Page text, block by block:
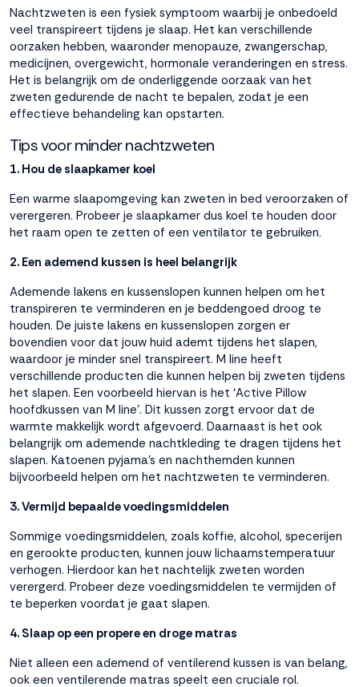
Weigeren
Nachtzweten is een fysiek symptoom waarbij je onbedoeld
veel transpireert tijdens je slaap. Het kan verschillende
oorzaken hebben, waaronder menopauze, zwangerschap,
medicijnen, overgewicht, hormonale veranderingen en stress.
Het is belangrijk om de onderliggende oorzaak van het
zweten gedurende de nacht te bepalen, zodat je een
effectieve behandeling kan opstarten.
Tips voor minder nachtzweten
1. Hou de slaapkamer koel
Een warme slaapomgeving kan zweten in bed veroorzaken of
verergeren. Probeer je slaapkamer dus koel te houden door
het raam open te zetten of een ventilator te gebruiken.
2. Een ademend kussen is heel belangrijk
Ademende lakens en kussenslopen kunnen helpen om het
transpireren te verminderen en je beddengoed droog te
houden. De juiste lakens en kussenslopen zorgen er
bovendien voor dat jouw huid ademt tijdens het slapen,
waardoor je minder snel transpireert. M line heeft
verschillende producten die kunnen helpen bij zweten tijdens
het slapen. Een voorbeeld hiervan is het ‘Active Pillow
hoofdkussen van M line’. Dit kussen zorgt ervoor dat de
warmte makkelijk wordt afgevoerd. Daarnaast is het ook
belangrijk om ademende nachtkleding te dragen tijdens het
slapen. Katoenen pyjama’s en nachthemden kunnen
bijvoorbeeld helpen om het nachtzweten te verminderen.
3. Vermijd bepaalde voedingsmiddelen
Sommige voedingsmiddelen, zoals koffie, alcohol, specerijen
en gerookte producten, kunnen jouw lichaamstemperatuur
verhogen. Hierdoor kan het nachtelijk zweten worden
verergerd. Probeer deze voedingsmiddelen te vermijden of
te beperken voordat je gaat slapen.
4. Slaap op een propere en droge matras
Niet alleen een ademend of ventilerend kussen is van belang,
ook een ventilerende matras speelt een cruciale rol.